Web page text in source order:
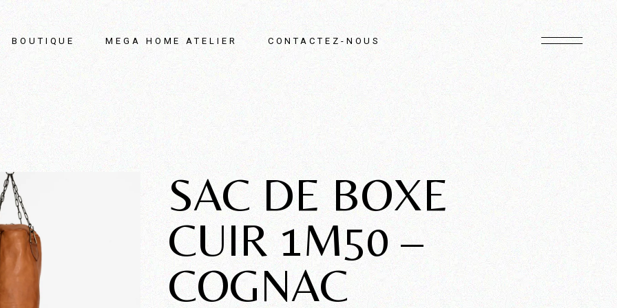
BOUTIQUE MEGA HOME ATELIER CONTACTEZ-NOUS
SAC DE BOXE
CUIR 1M50 –
COGNAC